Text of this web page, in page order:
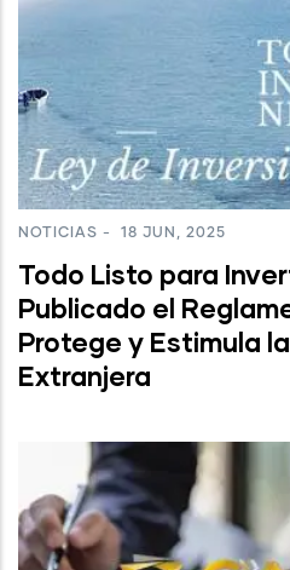
NOTICIAS - 18 JUN, 2025
Todo Listo para
Publicado el
Protege y Estimula
Extranjera